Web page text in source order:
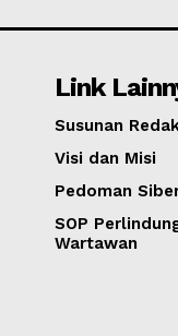
Link
Susunan
Visi dan Misi
Pedoman
SOP
Wartawan